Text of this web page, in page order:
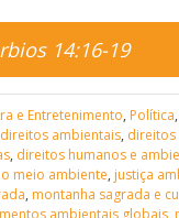
14:16-19
e Entretenimento, Política,
direitos ambientais, direitos
, direitos humanos e
meio ambiente, justiça
, montanha sagrada e
ambientais globais,